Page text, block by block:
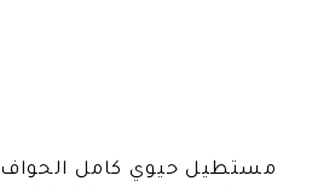
مستطيل حيوي كامل الحواف